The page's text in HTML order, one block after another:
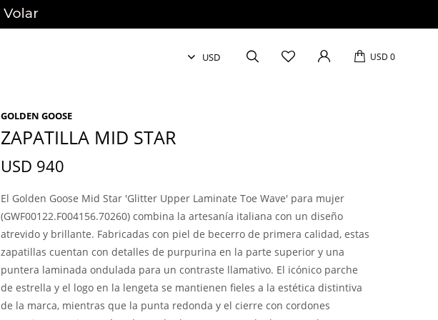
USD 0
GOLDEN GOOSE
ZAPATILLA MID STAR
USD 940
El Golden Goose Mid Star 'Glitter Upper Laminate Toe Wave' para mujer
(GWF00122.F004156.70260) combina la artesanía italiana con un diseño
atrevido y brillante. Fabricadas con piel de becerro de primera calidad, estas
zapatillas cuentan con detalles de purpurina en la parte superior y una
puntera laminada ondulada para un contraste llamativo. El icónico parche
de estrella y el logo en la lengeta se mantienen fieles a la estética distintiva
de la marca, mientras que la punta redonda y el cierre con cordones